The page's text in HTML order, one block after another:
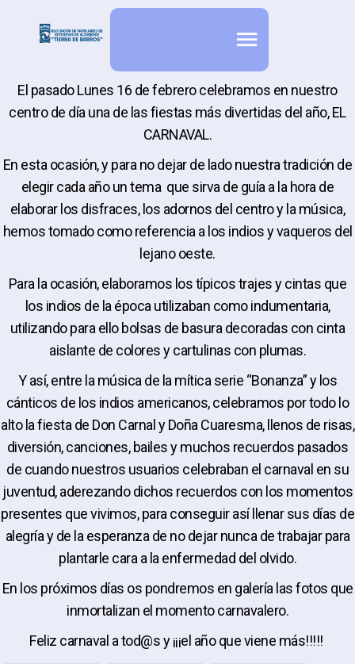
El pasado Lunes 16 de febrero celebramos en nuestro
centro de día una de las fiestas más divertidas del año, EL
CARNAVAL.
En esta ocasión, y para no dejar de lado nuestra tradición de
elegir cada año un tema que sirva de guía a la hora de
elaborar los disfraces, los adornos del centro y la música,
hemos tomado como referencia a los indios y vaqueros del
lejano oeste.
Para la ocasión, elaboramos los típicos trajes y cintas que
los indios de la época utilizaban como indumentaria,
utilizando para ello bolsas de basura decoradas con cinta
aislante de colores y cartulinas con plumas.
Y así, entre la música de la mítica serie “Bonanza” y los
cánticos de los indios americanos, celebramos por todo lo
alto la fiesta de Don Carnal y Doña Cuaresma, llenos de risas,
diversión, canciones, bailes y muchos recuerdos pasados
de cuando nuestros usuarios celebraban el carnaval en su
juventud, aderezando dichos recuerdos con los momentos
presentes que vivimos, para conseguir así llenar sus días de
alegría y de la esperanza de no dejar nunca de trabajar para
plantarle cara a la enfermedad del olvido.
En los próximos días os pondremos en galería las fotos que
inmortalizan el momento carnavalero.
Feliz carnaval a tod@s y ¡¡¡el año que viene más!!!!!